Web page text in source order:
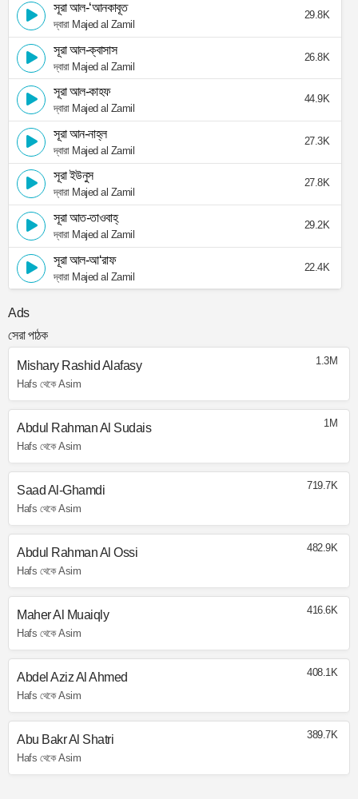
সূরা আল-‘আনকাবূত
দ্বারা Majed al Zamil
29.8K
সূরা আল-ক্বাসাস
দ্বারা Majed al Zamil
26.8K
সূরা আল-কাহফ
দ্বারা Majed al Zamil
44.9K
সূরা আন-নাহ্‌ল
দ্বারা Majed al Zamil
27.3K
সূরা ইউনুস
দ্বারা Majed al Zamil
27.8K
সূরা আত-তাওবাহ্
দ্বারা Majed al Zamil
29.2K
সূরা আল-আ‘রাফ
দ্বারা Majed al Zamil
22.4K
Ads
সেরা পাঠক
Mishary Rashid Alafasy
Hafs থেকে Asim
1.3M
Abdul Rahman Al Sudais
Hafs থেকে Asim
1M
Saad Al-Ghamdi
Hafs থেকে Asim
719.7K
Abdul Rahman Al Ossi
Hafs থেকে Asim
482.9K
Maher Al Muaiqly
Hafs থেকে Asim
416.6K
Abdel Aziz Al Ahmed
Hafs থেকে Asim
408.1K
Abu Bakr Al Shatri
Hafs থেকে Asim
389.7K